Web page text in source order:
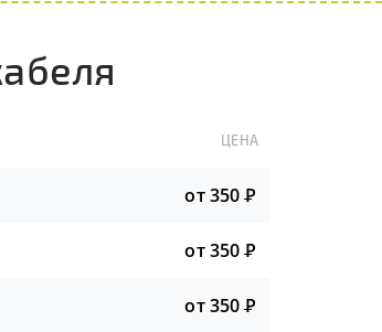
ЦЕНА
от 350Р
от 350Р
от 350Р